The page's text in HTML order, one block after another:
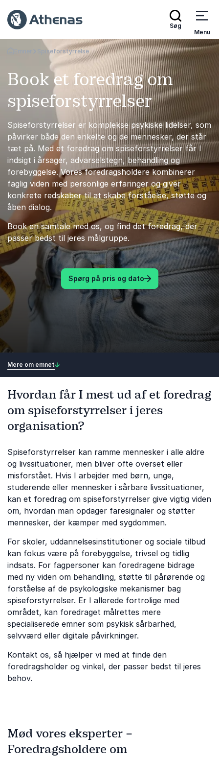
Søg
Menu
Tilbage til forsidenSpiseforstyrrelse
Book et foredrag om
spiseforstyrrelser
Spiseforstyrrelser er komplekse psykiske lidelser, som
påvirker både den enkelte og de mennesker, der står
tæt på. Med et foredrag om spiseforstyrrelser får I
indsigt i årsager, advarselstegn, behandling og
forebyggelse. Vores foredragsholdere kombinerer
faglig viden med personlige erfaringer og giver
konkrete redskaber til at skabe forståelse, støtte og
åben dialog.
Book en samtale med os, og find det foredrag, der
passer bedst til jeres målgruppe.
Spørg på pris og dato
Mere om emnet
Hvordan får I mest ud af et foredrag
om spiseforstyrrelser i jeres
organisation?
Spiseforstyrrelser kan ramme mennesker i alle aldre
og livssituationer, men bliver ofte overset eller
misforstået. Hvis I arbejder med børn, unge,
studerende eller mennesker i sårbare livssituationer,
kan et foredrag om spiseforstyrrelser give vigtig viden
om, hvordan man opdager faresignaler og støtter
mennesker, der kæmper med sygdommen.
For skoler, uddannelsesinstitutioner og sociale tilbud
kan fokus være på forebyggelse, trivsel og tidlig
indsats. For fagpersoner kan foredragene bidrage
med ny viden om behandling, støtte til pårørende og
forståelse af de psykologiske mekanismer bag
spiseforstyrrelser. Er I allerede fortrolige med
området, kan foredraget målrettes mere
specialiserede emner som psykisk sårbarhed,
selvværd eller digitale påvirkninger.
Kontakt os, så hjælper vi med at finde den
foredragsholder og vinkel, der passer bedst til jeres
behov.
Mød vores eksperter –
Foredragsholdere om